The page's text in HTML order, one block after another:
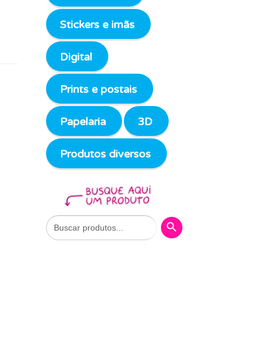
Stickers e imãs
Digital
Prints e postais
Papelaria 3D
Produtos diversos
Search
for:
Search Button